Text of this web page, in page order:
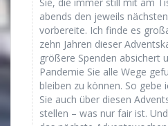
abends den jeweils
vorbereite. Ich finde es
zehn Jahren dieser
größere Spenden absichert
Pandemie Sie alle Wege
bleiben zu können. So gebe
Sie auch über diesen
stellen – was nur fair ist.